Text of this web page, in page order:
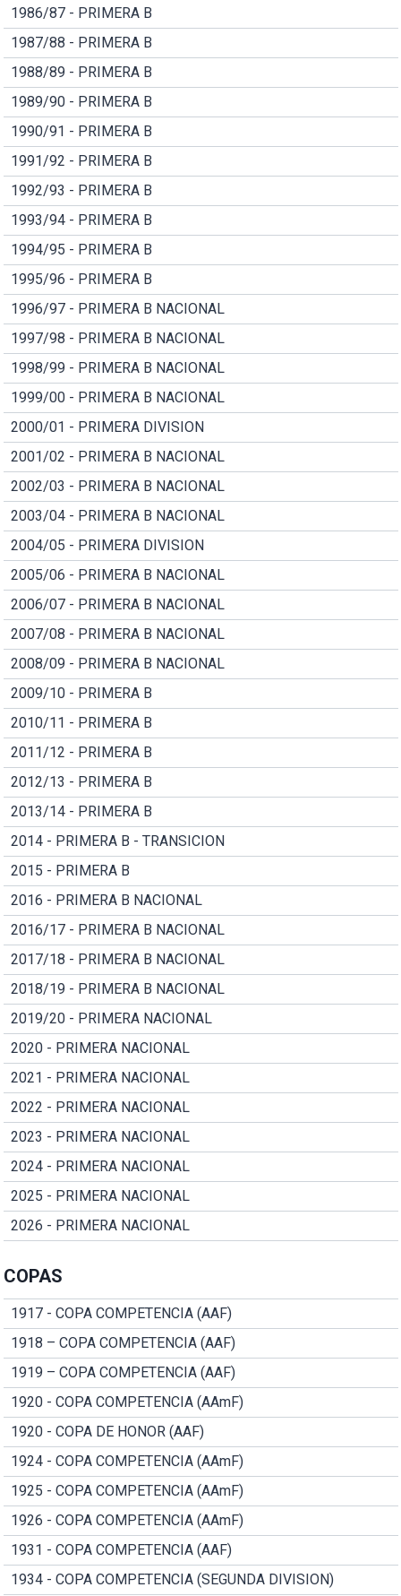
1986/87 - PRIMERA B
1987/88 - PRIMERA B
1988/89 - PRIMERA B
1989/90 - PRIMERA B
1990/91 - PRIMERA B
1991/92 - PRIMERA B
1992/93 - PRIMERA B
1993/94 - PRIMERA B
1994/95 - PRIMERA B
1995/96 - PRIMERA B
1996/97 - PRIMERA B NACIONAL
1997/98 - PRIMERA B NACIONAL
1998/99 - PRIMERA B NACIONAL
1999/00 - PRIMERA B NACIONAL
2000/01 - PRIMERA DIVISION
2001/02 - PRIMERA B NACIONAL
2002/03 - PRIMERA B NACIONAL
2003/04 - PRIMERA B NACIONAL
2004/05 - PRIMERA DIVISION
2005/06 - PRIMERA B NACIONAL
2006/07 - PRIMERA B NACIONAL
2007/08 - PRIMERA B NACIONAL
2008/09 - PRIMERA B NACIONAL
2009/10 - PRIMERA B
2010/11 - PRIMERA B
2011/12 - PRIMERA B
2012/13 - PRIMERA B
2013/14 - PRIMERA B
2014 - PRIMERA B - TRANSICION
2015 - PRIMERA B
2016 - PRIMERA B NACIONAL
2016/17 - PRIMERA B NACIONAL
2017/18 - PRIMERA B NACIONAL
2018/19 - PRIMERA B NACIONAL
2019/20 - PRIMERA NACIONAL
2020 - PRIMERA NACIONAL
2021 - PRIMERA NACIONAL
2022 - PRIMERA NACIONAL
2023 - PRIMERA NACIONAL
2024 - PRIMERA NACIONAL
2025 - PRIMERA NACIONAL
2026 - PRIMERA NACIONAL
COPAS
1917 - COPA COMPETENCIA (AAF)
1918 – COPA COMPETENCIA (AAF)
1919 – COPA COMPETENCIA (AAF)
1920 - COPA COMPETENCIA (AAmF)
1920 - COPA DE HONOR (AAF)
1924 - COPA COMPETENCIA (AAmF)
1925 - COPA COMPETENCIA (AAmF)
1926 - COPA COMPETENCIA (AAmF)
1931 - COPA COMPETENCIA (AAF)
1934 - COPA COMPETENCIA (SEGUNDA DIVISION)